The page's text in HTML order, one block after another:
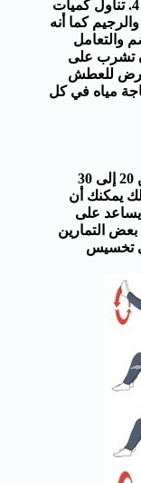
4. تناول كميات
كما أنه
والتعامل
تشرب على
تتعرض للعطش
مياه في كل
1. يمكنك المشي بشكل سريع كل يوم لمدة من 20 إلى 30
يمكنك أن
على
بعض التمارين
تخسيس